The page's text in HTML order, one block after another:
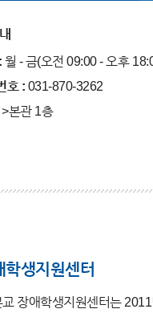
월 - 금(오전 09:00 - 오후
호 : 031-870-3262
>본관 1층
학생지원센터
교 장애학생지원센터는